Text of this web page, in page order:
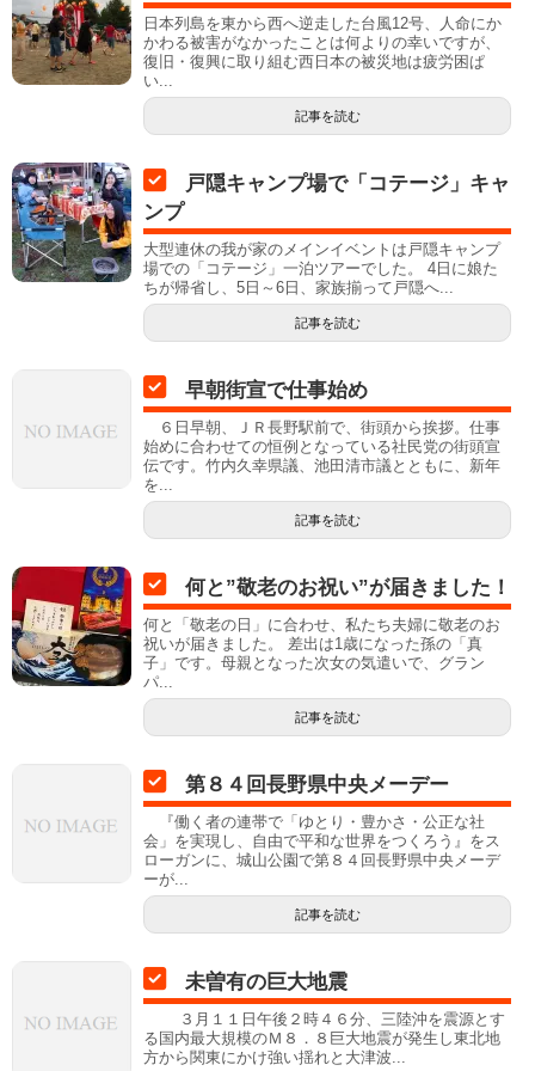
日本列島を東から西へ逆走した台風12号、人命にか
かわる被害がなかったことは何よりの幸いですが、
復旧・復興に取り組む西日本の被災地は疲労困ぱ
い...
記事を読む
戸隠キャンプ場で「コテージ」キャ
ンプ
大型連休の我が家のメインイベントは戸隠キャンプ
場での「コテージ」一泊ツアーでした。 4日に娘た
ちが帰省し、5日～6日、家族揃って戸隠へ...
記事を読む
早朝街宣で仕事始め
６日早朝、ＪＲ長野駅前で、街頭から挨拶。仕事
始めに合わせての恒例となっている社民党の街頭宣
伝です。竹内久幸県議、池田清市議とともに、新年
を...
記事を読む
何と”敬老のお祝い”が届きました！
何と「敬老の日」に合わせ、私たち夫婦に敬老のお
祝いが届きました。 差出は1歳になった孫の「真
子」です。母親となった次女の気遣いで、グラン
パ...
記事を読む
第８４回長野県中央メーデー
『働く者の連帯で「ゆとり・豊かさ・公正な社
会」を実現し、自由で平和な世界をつくろう』をス
ローガンに、城山公園で第８４回長野県中央メーデ
ーが...
記事を読む
未曽有の巨大地震
３月１１日午後２時４６分、三陸沖を震源とす
る国内最大規模のＭ８．８巨大地震が発生し東北地
方から関東にかけ強い揺れと大津波...